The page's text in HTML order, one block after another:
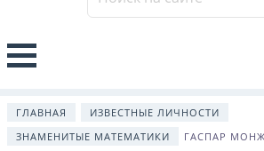
ГЛАВНАЯ
ИЗВЕСТНЫЕ ЛИЧНОСТИ
ЗНАМЕНИТЫЕ МАТЕМАТИКИ
ГАСПАР МОНЖ